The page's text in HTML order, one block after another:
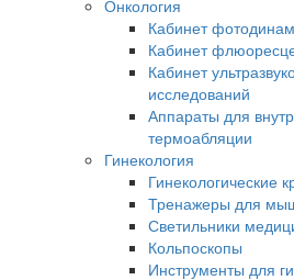
Онкология
Кабинет
Кабинет
Кабинет
исследований
Аппараты для
термоабляции
Гинекология
Гинекологические
Тренажеры для
Светильники
Кольпоскопы
Инструменты для